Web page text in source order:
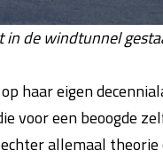
de windtunnel
haar eigen
voor een beoogde
allemaal